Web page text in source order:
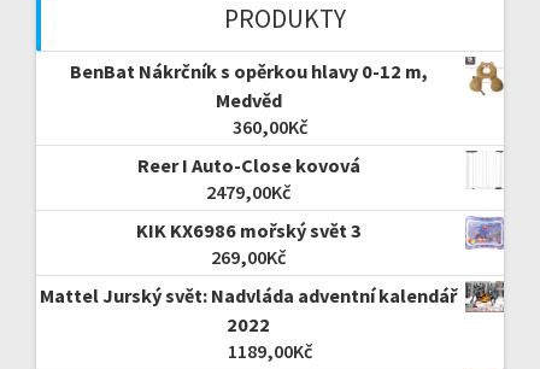
PRODUKTY
BenBat Nákrčník s opěrkou hlavy 0-12 m,
Medvěd
360,00Kč
Reer I Auto-Close kovová
2479,00Kč
KIK KX6986 mořský svět 3
269,00Kč
Mattel Jurský svět: Nadvláda adventní kalendář
2022
1189,00Kč